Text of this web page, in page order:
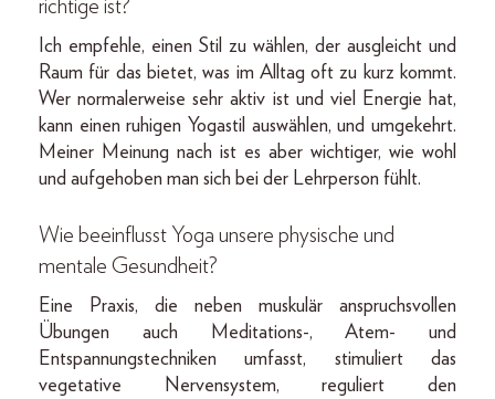
richtige ist?
Ich empfehle, einen Stil zu wählen, der ausgleicht und
Raum für das bietet, was im Alltag oft zu kurz kommt.
Wer normalerweise sehr aktiv ist und viel Energie hat,
kann einen ruhigen Yogastil auswählen, und umgekehrt.
Meiner Meinung nach ist es aber wichtiger, wie wohl
und aufgehoben man sich bei der Lehrperson fühlt.
Wie beeinflusst Yoga unsere physische und
mentale Gesundheit?
Eine Praxis, die neben muskulär anspruchsvollen
Übungen auch Meditations-, Atem- und
Entspannungstechniken umfasst, stimuliert das
vegetative Nervensystem, reguliert den